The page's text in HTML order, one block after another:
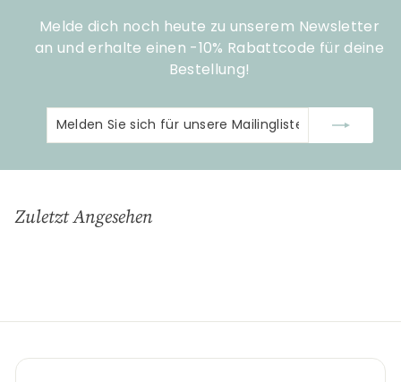
Melde dich noch heute zu unserem Newsletter
an und erhalte einen -10% Rabattcode für deine
Bestellung!
Melden
Sie
für
Abonnieren
Zuletzt Angesehen